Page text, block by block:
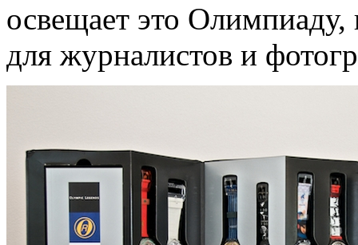
освещает это
для журналистов и